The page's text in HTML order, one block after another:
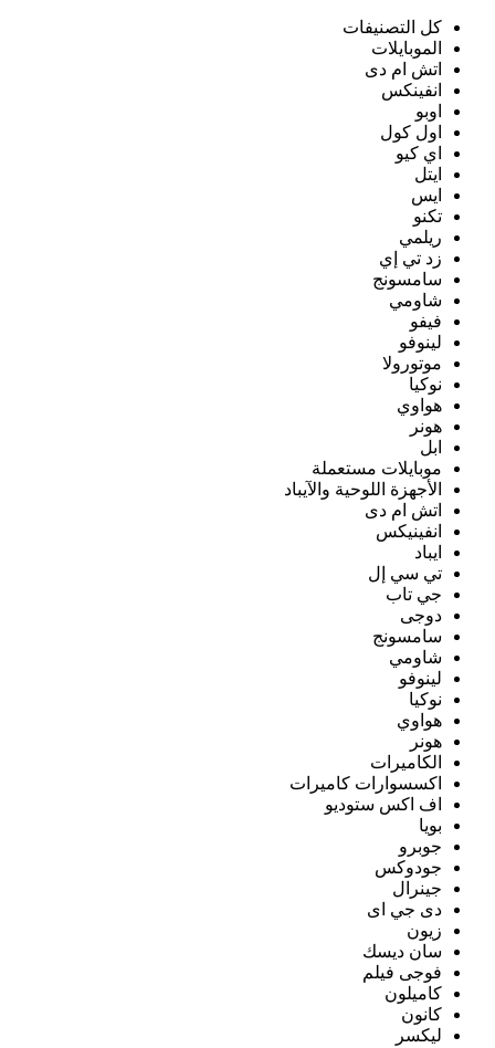
كل التصنيفات
الموبايلات
اتش ام دى
انفينكس
اوبو
اول كول
اي كيو
ايتل
ايس
تكنو
ريلمي
زد تي إي
سامسونج
شاومي
فيفو
لينوفو
موتورولا
نوكيا
هواوي
هونر
ابل
موبايلات مستعملة
الأجهزة اللوحية والآيباد
اتش ام دى
انفينيكس
ايباد
تي سي إل
جي تاب
دوجى
سامسونج
شاومي
لينوفو
نوكيا
هواوي
هونر
الكاميرات
اكسسوارات كاميرات
اف اكس ستوديو
بويا
جوبرو
جودوكس
جينرال
دى جي اى
زيون
سان ديسك
فوجى فيلم
كاميلون
كانون
ليكسر